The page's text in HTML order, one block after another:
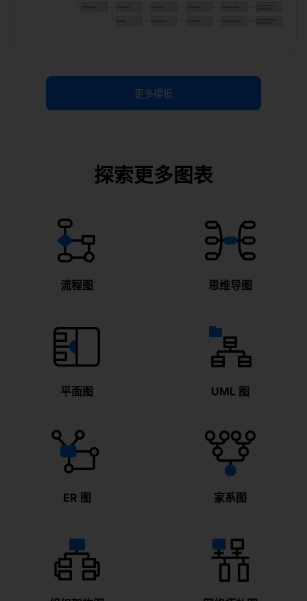
更多模板
探索更多图表
流程图 思维导图
平面图 UML 图
ER 图 家系图